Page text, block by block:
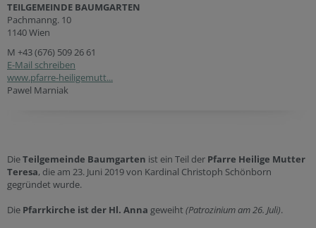
TEILGEMEINDE BAUMGARTEN
Pachmanng. 10
1140 Wien
M +43 (676) 509 26 61
E-Mail schreiben
www.pfarre-heiligemutt...
Pawel Marniak
DieTeilgemeinde Baumgarten ist ein Teil der Pfarre Heilige Mutter
Teresa, die am 23. Juni 2019 von Kardinal Christoph Schönborn
gegründet wurde.
Die Pfarrkirche ist der Hl. Anna geweiht (Patrozinium am 26. Juli).